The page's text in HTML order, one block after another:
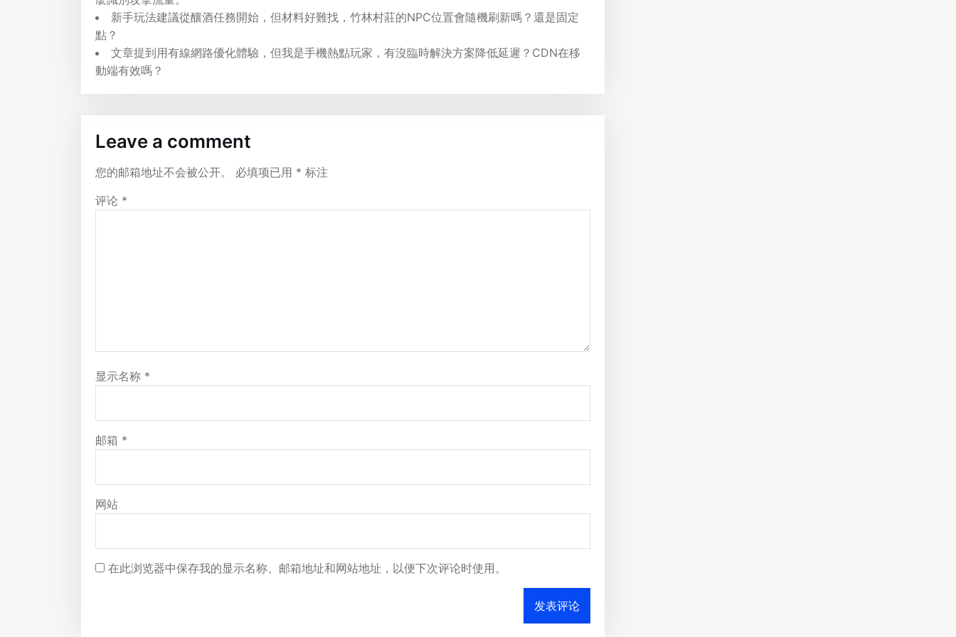
新手玩法建議從釀酒任務開始，但材料好難找，竹林村莊的NPC位置會隨機刷新嗎？還是固定
點？
文章提到用有線網路優化體驗，但我是手機熱點玩家，有沒臨時解決方案降低延遲？CDN在移
動端有效嗎？
Leave a comment
您的邮箱地址不会被公开。 必填项已用 * 标注
评论 *
显示名称 *
邮箱 *
网站
在此浏览器中保存我的显示名称、邮箱地址和网站地址，以便下次评论时使用。